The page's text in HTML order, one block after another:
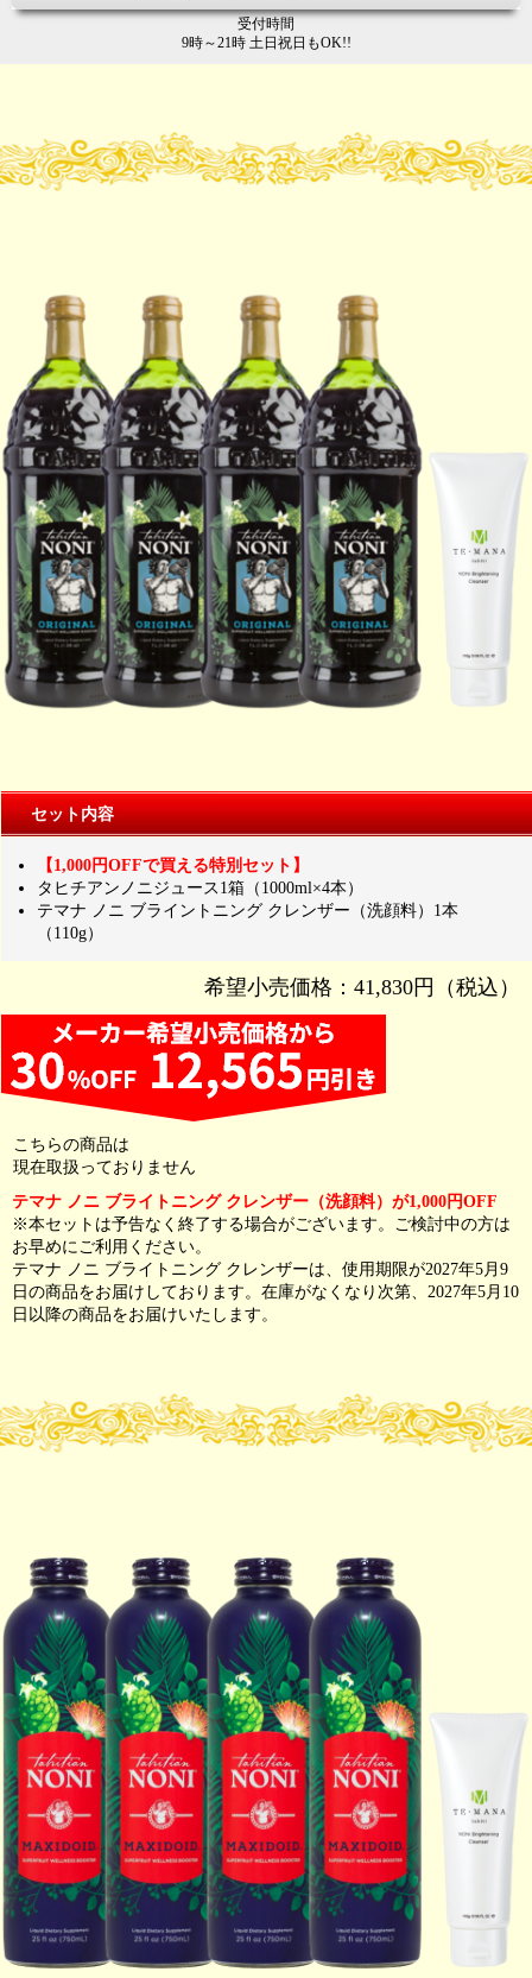
受付時間
9時～21時 土日祝日もOK!!
セット内容
【1,000円OFFで買える特別セット】
タヒチアンノニジュース1箱（1000ml×4本）
テマナ ノニ ブライントニング クレンザー（洗顔料）1本
（110g）
希望小売価格：41,830円（税込）
こちらの商品は
現在取扱っておりません
テマナ ノニ ブライトニング クレンザー（洗顔料）が1,000円OFF
※本セットは予告なく終了する場合がございます。ご検討中の方は
お早めにご利用ください。
テマナ ノニ ブライトニング クレンザーは、使用期限が2027年5月9
日の商品をお届けしております。在庫がなくなり次第、2027年5月10
日以降の商品をお届けいたします。